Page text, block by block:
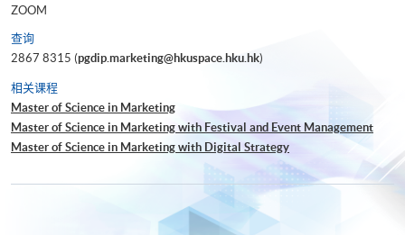
ZOOM
查询
2867 8315 (pgdip.marketing@hkuspace.hku.hk)
相关课程
Master of Science in Marketing
Master of Science in Marketing with Festival and Event Management
Master of Science in Marketing with Digital Strategy